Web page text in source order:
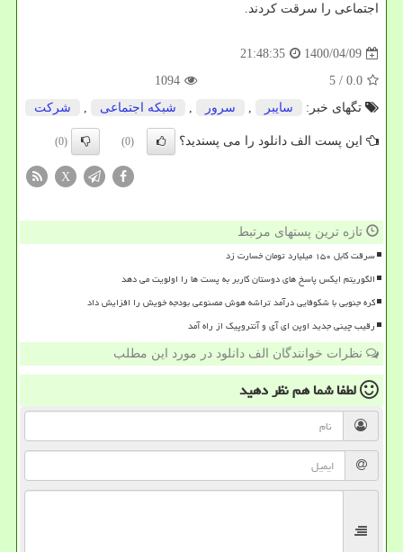
اجتماعی را سرقت کردند.
1400/04/09
21:48:35
0.0
/ 5
1094
تگهای خبر:
سایبر , سرور , شبكه اجتماعی , شركت
این پست الف دانلود را می پسندید؟ (0)
(0)
X
تازه ترین پستهای مرتبط
سرقت کابل ۱۵۰ میلیارد تومان خسارت زد
الگوریتم ایکس پاسخ های دوستان کاربر به پست ها را اولویت می دهد
کره جنوبی با شکوفایی درآمد تراشه هوش مصنوعی بودجه خویش را افزایش داد
رقیب چینی جدید اوپن ای آی و آنتروپیک از راه آمد
نظرات خوانندگان الف دانلود در مورد این مطلب
لطفا شما همنظر دهید